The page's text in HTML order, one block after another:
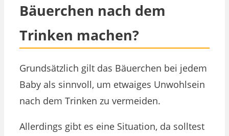
Bäuerchen nach dem
Trinken machen?
Grundsätzlich gilt das Bäuerchen bei jedem
Baby als sinnvoll, um etwaiges Unwohlsein
nach dem Trinken zu vermeiden.
Allerdings gibt es eine Situation, da solltest